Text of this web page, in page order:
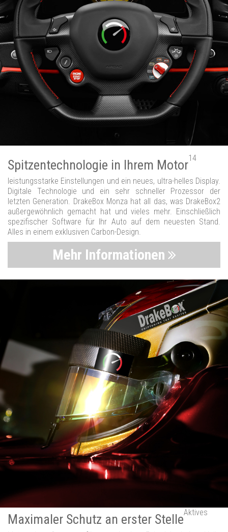
Spitzentechnologie in Ihrem Motor14
leistungsstarke Einstellungen und ein neues, ultra-helles Display.
Digitale Technologie und ein sehr schneller Prozessor der
letzten Generation. DrakeBox Monza hat all das, was DrakeBox2
außergewöhnlich gemacht hat und vieles mehr. Einschließlich
spezifischer Software für Ihr Auto auf dem neuesten Stand.
Alles in einem exklusiven Carbon-Design.
Mehr Informationen
Maximaler Schutz an erster StelleAktives